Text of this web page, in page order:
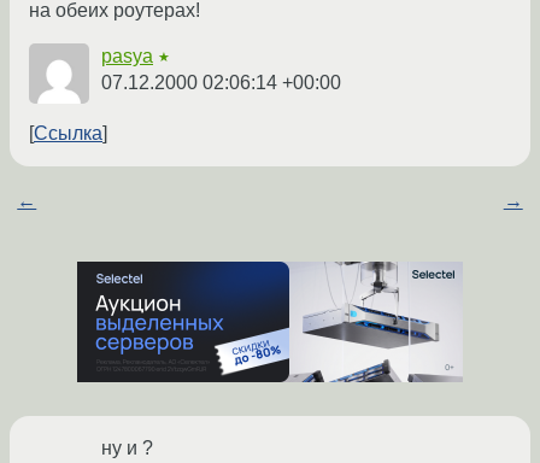
на обеих роутерах!
pasya ★
07.12.2000 02:06:14 +00:00
Ссылка
← →
ну и ?